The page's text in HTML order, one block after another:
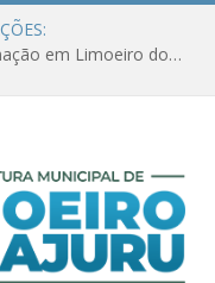
Amanhã começa nova etapa de vacinação em Limoeiro do Ajuru para idosos com 65 ou mais